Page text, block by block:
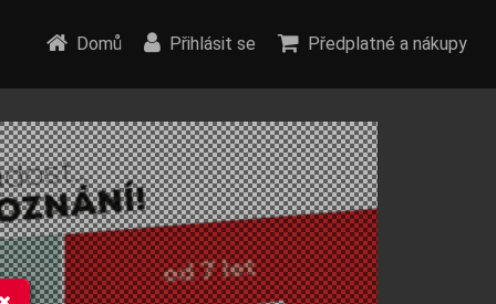
Domů Přihlásit se Předplatné a nákupy